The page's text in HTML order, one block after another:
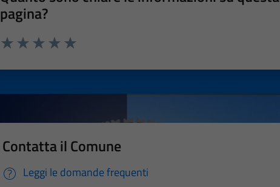
pagina?
Contatta il Comune
Leggi le domande frequenti